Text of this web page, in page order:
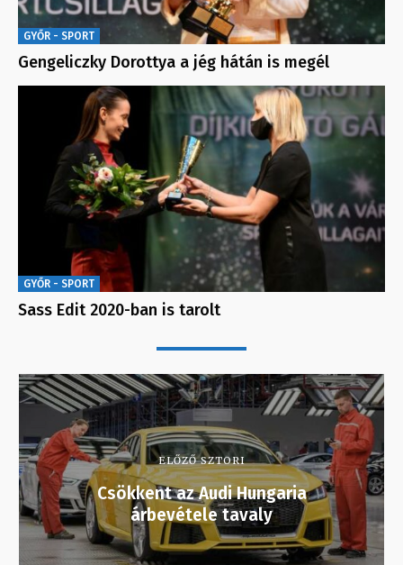
GYŐR - SPORT
Gengeliczky Dorottya a jég hátán is megél
GYŐR - SPORT
Sass Edit 2020-ban is tarolt
ELŐZŐ SZTORI
Csökkent az Audi Hungaria
árbevétele tavaly